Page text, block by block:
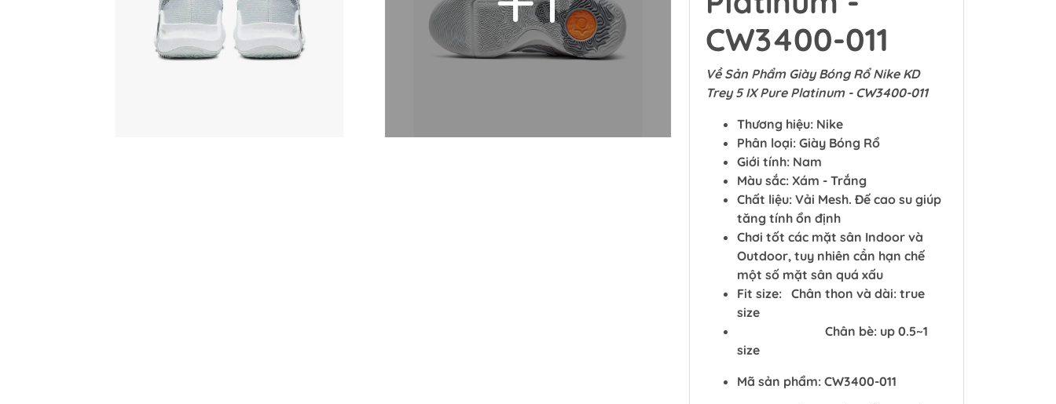
CW3400-011
Về Sản Phẩm Giày Bóng Rổ Nike KD
Trey 5 IX Pure Platinum - CW3400-011
Thương hiệu: Nike
Phân loại: Giày Bóng Rổ
Giới tính: Nam
Màu sắc: Xám - Trắng
Chất liệu: Vải Mesh. Đế cao su giúp
tăng tính ổn định
Chơi tốt các mặt sân Indoor và
Outdoor, tuy nhiên cần hạn chế
một số mặt sân quá xấu
Fit size: Chân thon và dài: true
size
Chân bè: up 0.5~1
size
Mã sản phẩm: CW3400-011